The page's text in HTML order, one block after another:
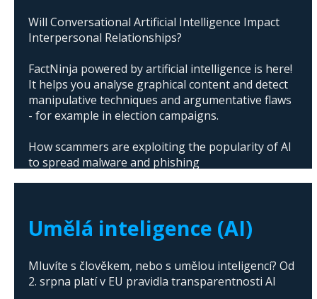
Will Conversational Artificial Intelligence Impact
Interpersonal Relationships?
FactNinja powered by artificial intelligence is here!
It helps you analyse graphical content and detect
manipulative techniques and argumentative flaws
- for example in election campaigns.
How scammers are exploiting the popularity of AI
to spread malware and phishing
Umělá inteligence (AI)
Mluvíte s člověkem, nebo s umělou inteligencí? Od
2. srpna platí v EU pravidla transparentnosti AI